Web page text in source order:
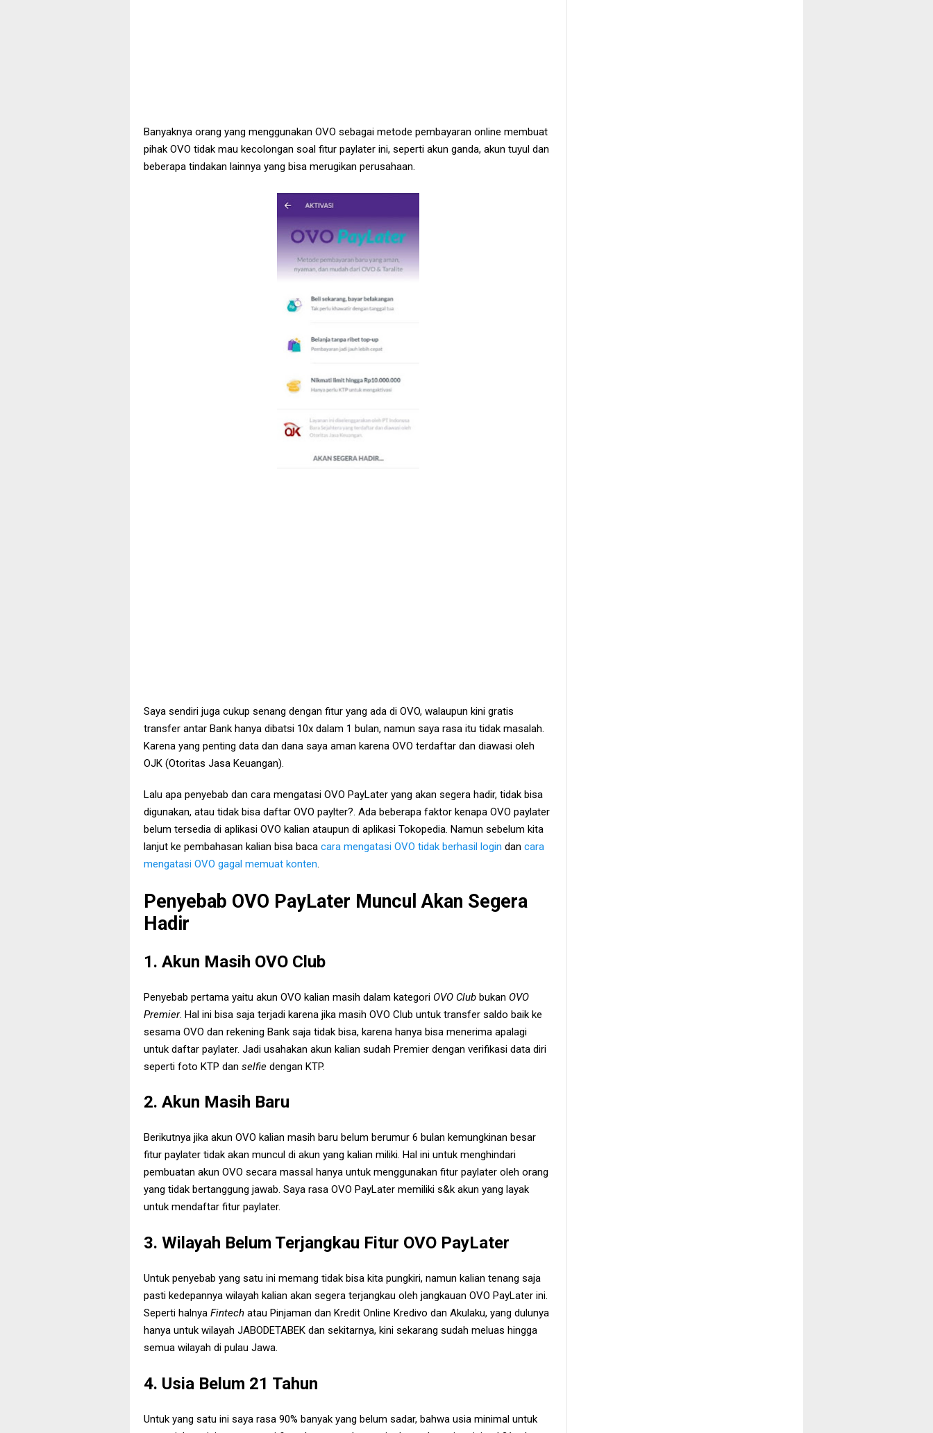
Banyaknya orang yang menggunakan OVO sebagai metode pembayaran online membuat
pihak OVO tidak mau kecolongan soal fitur paylater ini, seperti akun ganda, akun tuyul dan
beberapa tindakan lainnya yang bisa merugikan perusahaan.
Saya sendiri juga cukup senang dengan fitur yang ada di OVO, walaupun kini gratis
transfer antar Bank hanya dibatsi 10x dalam 1 bulan, namun saya rasa itu tidak masalah.
Karena yang penting data dan dana saya aman karena OVO terdaftar dan diawasi oleh
OJK (Otoritas Jasa Keuangan).
Lalu apa penyebab dan cara mengatasi OVO PayLater yang akan segera hadir, tidak bisa
digunakan, atau tidak bisa daftar OVO paylter?. Ada beberapa faktor kenapa OVO paylater
belum tersedia di aplikasi OVO kalian ataupun di aplikasi Tokopedia. Namun sebelum kita
lanjut ke pembahasan kalian bisa baca cara mengatasi OVO tidak berhasil login dan cara
mengatasi OVO gagal memuat konten.
Penyebab OVO PayLater Muncul Akan Segera
Hadir
1. Akun Masih OVO Club
Penyebab pertama yaitu akun OVO kalian masih dalam kategori OVO Club bukan OVO
Premier. Hal ini bisa saja terjadi karena jika masih OVO Club untuk transfer saldo baik ke
sesama OVO dan rekening Bank saja tidak bisa, karena hanya bisa menerima apalagi
untuk daftar paylater. Jadi usahakan akun kalian sudah Premier dengan verifikasi data diri
seperti foto KTP dan selfie dengan KTP.
2. Akun Masih Baru
Berikutnya jika akun OVO kalian masih baru belum berumur 6 bulan kemungkinan besar
fitur paylater tidak akan muncul di akun yang kalian miliki. Hal ini untuk menghindari
pembuatan akun OVO secara massal hanya untuk menggunakan fitur paylater oleh orang
yang tidak bertanggung jawab. Saya rasa OVO PayLater memiliki s&k akun yang layak
untuk mendaftar fitur paylater.
3. Wilayah Belum Terjangkau Fitur OVO PayLater
Untuk penyebab yang satu ini memang tidak bisa kita pungkiri, namun kalian tenang saja
pasti kedepannya wilayah kalian akan segera terjangkau oleh jangkauan OVO PayLater ini.
Seperti halnya Fintech atau Pinjaman dan Kredit Online Kredivo dan Akulaku, yang dulunya
hanya untuk wilayah JABODETABEK dan sekitarnya, kini sekarang sudah meluas hingga
semua wilayah di pulau Jawa.
4. Usia Belum 21 Tahun
Untuk yang satu ini saya rasa 90% banyak yang belum sadar, bahwa usia minimal untuk